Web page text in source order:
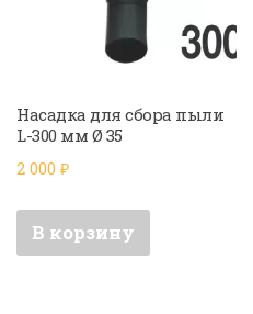
Насадка для сбора пыли
L-300 мм Ø 35
2 000 ₽
В корзину